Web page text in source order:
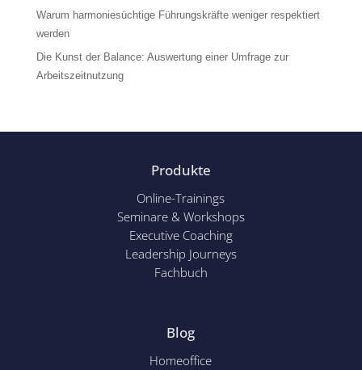
Warum harmoniesüchtige Führungskräfte weniger respektiert
werden
Die Kunst der Balance: Auswertung einer Umfrage zur
Arbeitszeitnutzung
Produkte
Online-Trainings
Seminare & Workshops
Executive Coaching
Leadership Journeys
Fachbuch
Blog
Homeoffice